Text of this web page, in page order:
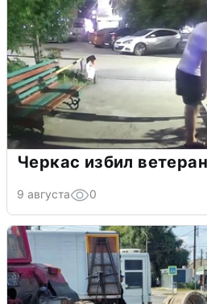
Черкас избил
9 августа 0